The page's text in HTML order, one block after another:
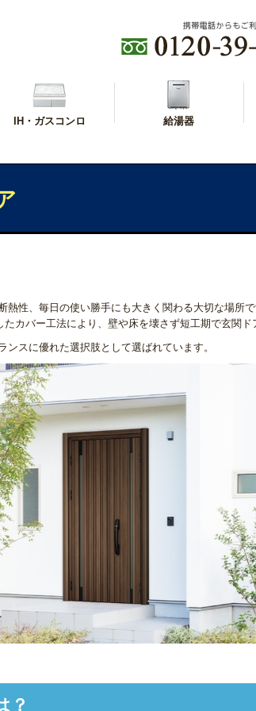
IH・ガスコンロ 給湯器
性、毎日の使い勝手にも大きく関わる大切な場所で
カバー工法により、壁や床を壊さず短工期で玄関ド
スに優れた選択肢として選ばれています。
？